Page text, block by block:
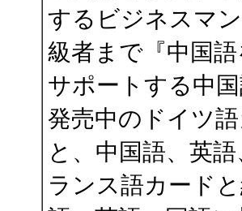
するビジネスマ
級者まで『中国
サポートする中
発売中のドイツ
と、中国語、英
ランス語カード